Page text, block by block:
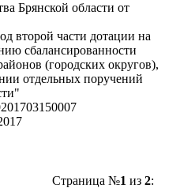
Брянской области от
второй части дотации на
сбалансированности
(городских округов),
отдельных поручений
Страница №1 из 2: